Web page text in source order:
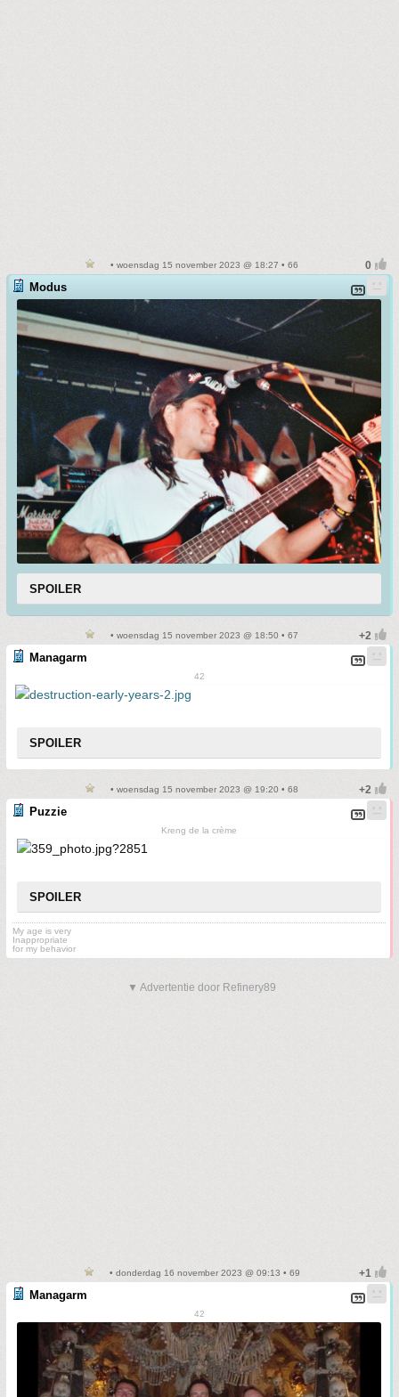
• woensdag 15 november 2023 @ 18:27 • 66
Modus
SPOILER
• woensdag 15 november 2023 @ 18:50 • 67
Managarm
42
SPOILER
• woensdag 15 november 2023 @ 19:20 • 68
Puzzie
Kreng de la crème
SPOILER
My age is very
Inappropriate
for my behavior
▼ Advertentie door Refinery89
• donderdag 16 november 2023 @ 09:13 • 69
Managarm
42